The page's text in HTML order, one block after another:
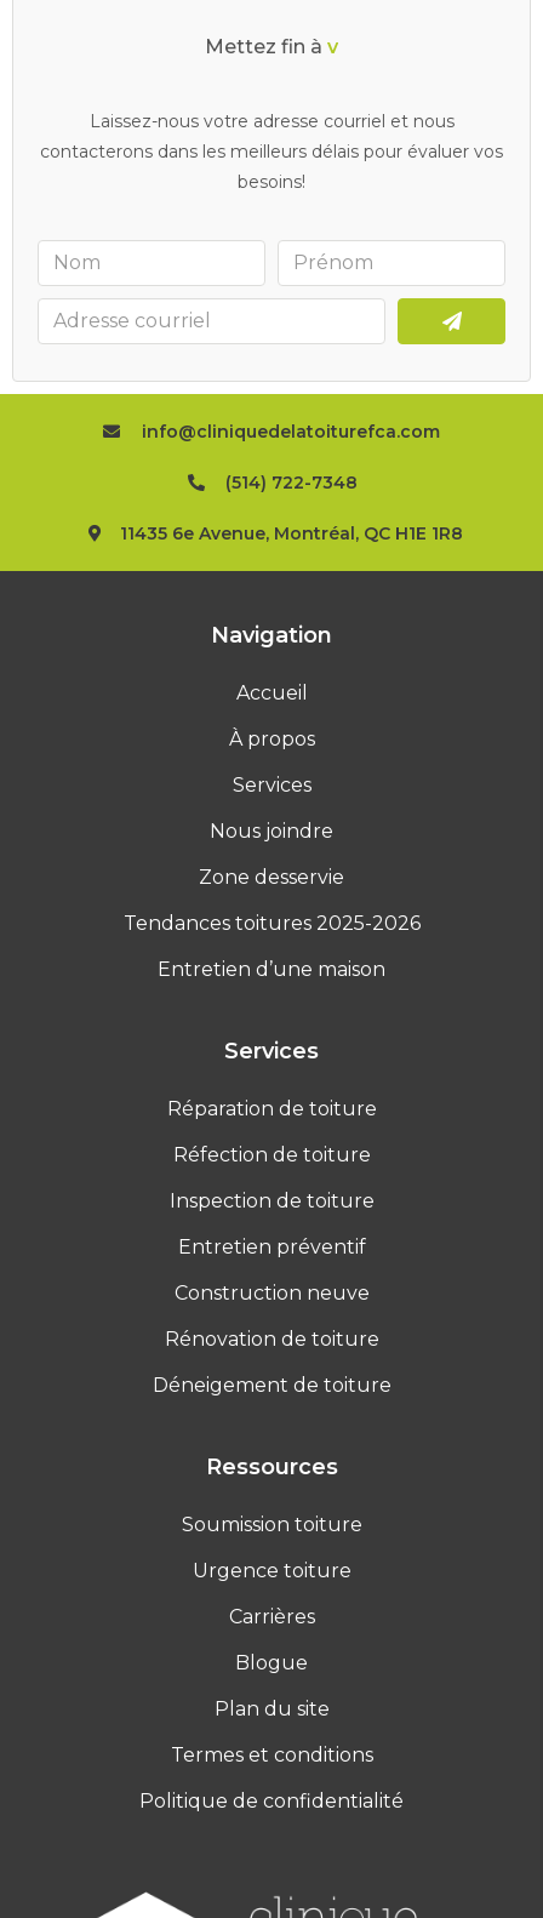
Mettez fin à vos dr ai
Laissez-nous votre adresse courriel et nous
contacterons dans les meilleurs délais pour évaluer vos
besoins!
info@cliniquedelatoiturefca.com
(514) 722-7348
11435 6e Avenue, Montréal, QC H1E 1R8
Navigation
Accueil
À propos
Services
Nous joindre
Zone desservie
Tendances toitures 2025-2026
Entretien d’une maison
Services
Réparation de toiture
Réfection de toiture
Inspection de toiture
Entretien préventif
Construction neuve
Rénovation de toiture
Déneigement de toiture
Ressources
Soumission toiture
Urgence toiture
Carrières
Blogue
Plan du site
Termes et conditions
Politique de confidentialité